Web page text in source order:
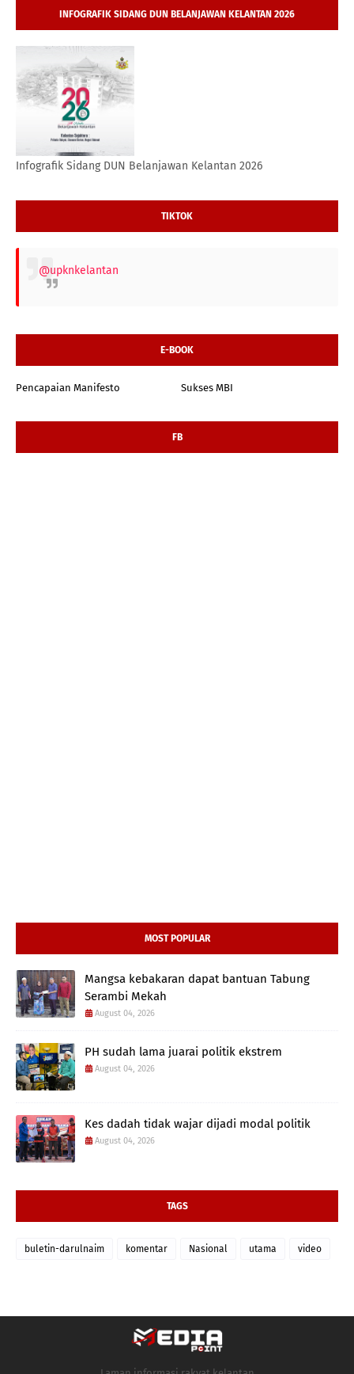
INFOGRAFIK SIDANG DUN BELANJAWAN KELANTAN 2026
Infografik Sidang DUN Belanjawan Kelantan 2026
TIKTOK
@upknkelantan
E-BOOK
Pencapaian Manifesto Sukses MBI
FB
MOST POPULAR
Mangsa kebakaran dapat bantuan Tabung
Serambi Mekah
August 04, 2026
PH sudah lama juarai politik ekstrem
August 04, 2026
Kes dadah tidak wajar dijadi modal politik
August 04, 2026
TAGS
buletin-darulnaim komentar Nasional utama video